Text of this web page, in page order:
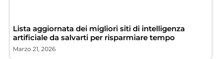
Lista aggiornata dei migliori siti di intelligenza
artificiale da salvarti per risparmiare tempo
Marzo 21, 2026